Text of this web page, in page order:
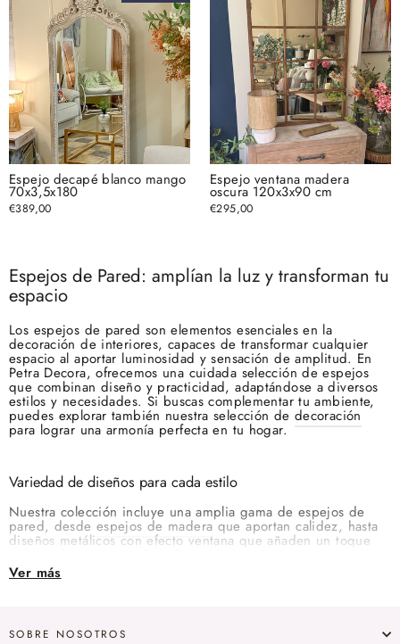
Espejo decapé blanco mango
70x3,5x180
€389,00
Espejo ventana madera
oscura 120x3x90 cm
€295,00
Espejos de Pared: amplían la luz y transforman tu
espacio
Los espejos de pared son elementos esenciales en la
decoración de interiores, capaces de transformar cualquier
espacio al aportar luminosidad y sensación de amplitud. En
Petra Decora, ofrecemos una cuidada selección de espejos
que combinan diseño y practicidad, adaptándose a diversos
estilos y necesidades. Si buscas complementar tu ambiente,
puedes explorar también nuestra selección de decoración
para lograr una armonía perfecta en tu hogar.
Variedad de diseños para cada estilo
Nuestra colección incluye una amplia gama de espejos de
pared, desde espejos de maderaque aportan calidez, hasta
diseños metálicos con efecto ventana que añaden un toque
espejo perfecto para cada estancia, ya sea el salón, el
dormitorio o el recibidor.
Beneficios de incorporar espejos en la decoración
Ver más
SOBRE NOSOTROS